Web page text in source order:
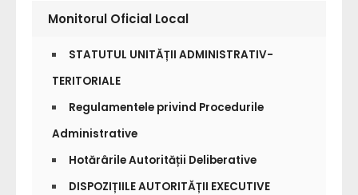
Monitorul Oficial Local
STATUTUL UNITĂȚII ADMINISTRATIV-
TERITORIALE
Regulamentele privind Procedurile
Administrative
Hotărârile Autorității Deliberative
DISPOZIȚIILE AUTORITĂȚII EXECUTIVE